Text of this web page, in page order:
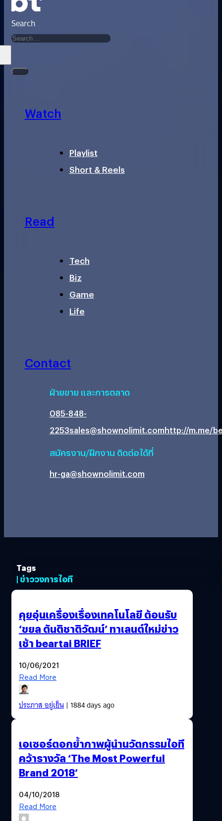
Search
Watch
Playlist
Short & Reels
Read
Tech
Biz
Game
Life
Contact
ฝ่ายขาย และการตลาด
085-848-
2253sales@shownolimit.comhttp://m.me/
สมัครงาน/ฝึกงาน ติดต่อได้ที่
hr-ga@shownolimit.com
Tags
| ข่าววงการไอที
คุยอุ่นเครื่องเรื่องเทคโนโลยี ต้อนรับ
‘ขยล ตันติชาติวัฒน์’ ทาเลนต์ใหม่ข่าว
เช้า beartai BRIEF
10/06/2021
Read More
ประภาส อยู่เย็น| 1884 days ago
เอเซอร์ตอกย้ำภาพผู้นำนวัตกรรมไอที
คว้ารางวัล ‘The Most Powerful
Brand 2018’
04/10/2018
Read More